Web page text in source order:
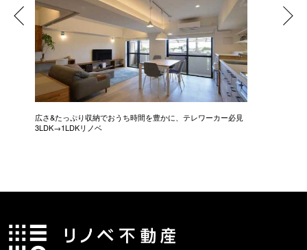
広さ&たっぷり収納でおうち時間を豊かに、テレワーカー必見
3LDK→1LDKリノベ